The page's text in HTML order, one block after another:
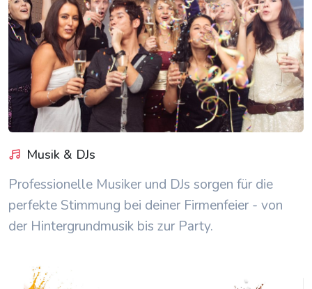
Musik & DJs
Professionelle Musiker und DJs sorgen für die
perfekte Stimmung bei deiner Firmenfeier - von
der Hintergrundmusik bis zur Party.